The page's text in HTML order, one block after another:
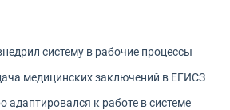
систему в рабочие процессы
медицинских заключений в ЕГИСЗ
адаптировался к работе в системе